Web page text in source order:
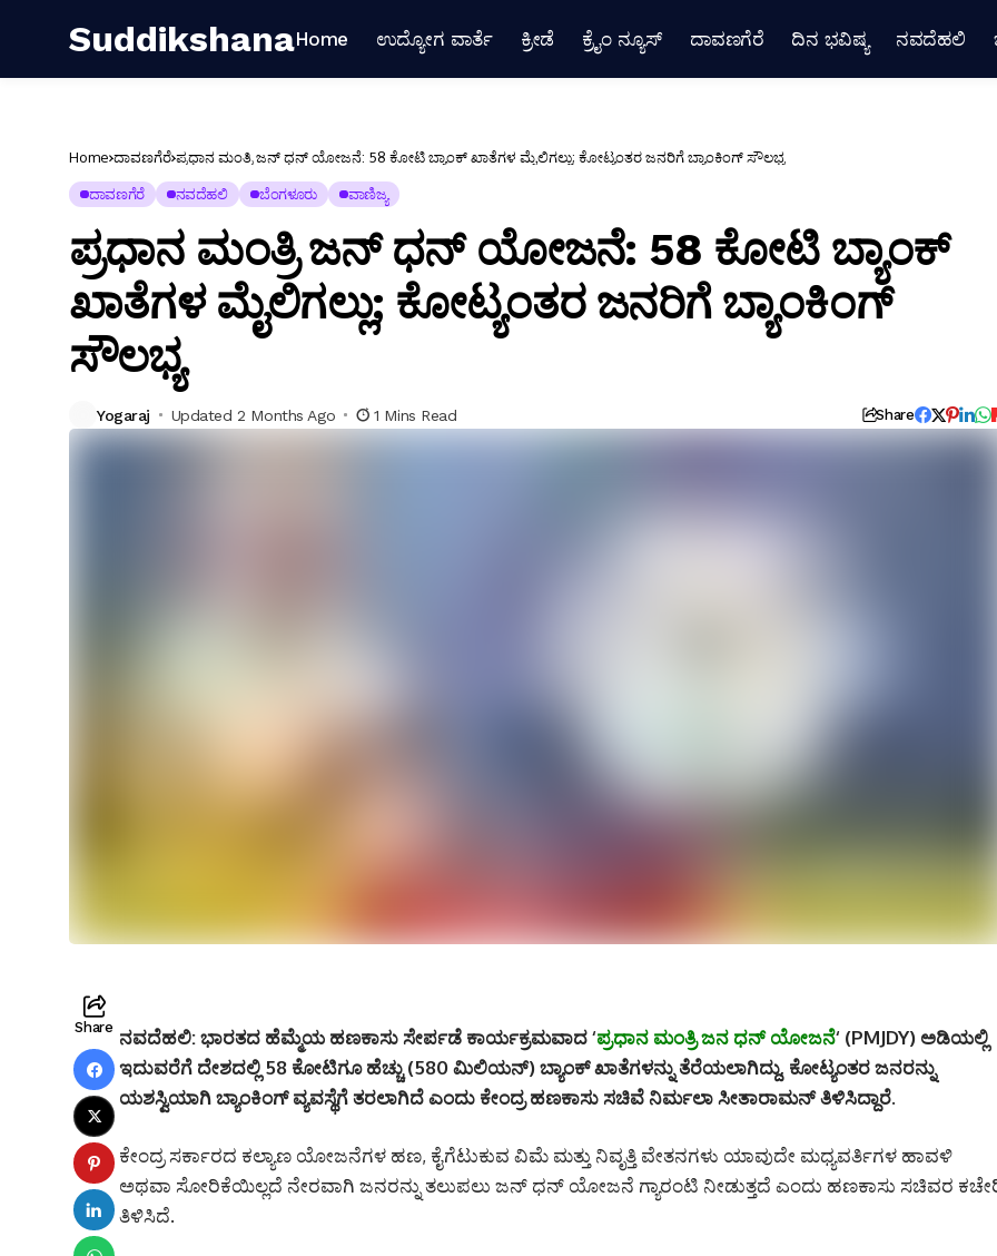
SuddikshanaHome ಉದ್ಯೋಗ ವಾರ್ತೆ ಕ್ರೀಡೆ ಕ್ರೈಂ ನ್ಯೂಸ್ ದಾವಣಗೆರೆ ದಿನ ಭವಿಷ್ಯ ನವದೆಹಲಿ
Home ದಾವಣಗೆರೆ ಪ್ರಧಾನ ಮಂತ್ರಿ ಜನ್ ಧನ್ ಯೋಜನೆ: 58 ಕೋಟಿ ಬ್ಯಾಂಕ್ ಖಾತೆಗಳ ಮೈಲಿಗಲ್ಲು; ಕೋಟ್ಯಂತರ ಜನರಿಗೆ ಬ್ಯಾಂಕಿಂಗ್ ಸೌಲಭ್ಯ
ದಾವಣಗೆರೆ ನವದೆಹಲಿ ಬೆಂಗಳೂರು ವಾಣಿಜ್ಯ
ಪ್ರಧಾನ ಮಂತ್ರಿ ಜನ್ ಧನ್ ಯೋಜನೆ: 58 ಕೋಟಿ ಬ್ಯಾಂಕ್
ಖಾತೆಗಳ ಮೈಲಿಗಲ್ಲು; ಕೋಟ್ಯಂತರ ಜನರಿಗೆ ಬ್ಯಾಂಕಿಂಗ್
ಸೌಲಭ್ಯ
Yogaraj Updated 2 Months Ago 1 Mins Read Share
Share ನವದೆಹಲಿ:ಭಾರತದ ಹೆಮ್ಮೆಯ ಹಣಕಾಸು ಸೇರ್ಪಡೆ ಕಾರ್ಯಕ್ರಮವಾದ ‘ಪ್ರಧಾನ ಮಂತ್ರಿ ಜನ ಧನ್ ಯೋಜನೆ‘ (PMJDY) ಅಡಿಯಲ್ಲಿ
ಇದುವರೆಗೆ ದೇಶದಲ್ಲಿ 58 ಕೋಟಿಗೂ ಹೆಚ್ಚು (580 ಮಿಲಿಯನ್) ಬ್ಯಾಂಕ್ ಖಾತೆಗಳನ್ನು ತೆರೆಯಲಾಗಿದ್ದು, ಕೋಟ್ಯಂತರ ಜನರನ್ನು
ಯಶಸ್ವಿಯಾಗಿ ಬ್ಯಾಂಕಿಂಗ್ ವ್ಯವಸ್ಥೆಗೆ ತರಲಾಗಿದೆ ಎಂದು ಕೇಂದ್ರ ಹಣಕಾಸು ಸಚಿವೆ ನಿರ್ಮಲಾ ಸೀತಾರಾಮನ್ ತಿಳಿಸಿದ್ದಾರೆ.
ಕೇಂದ್ರ ಸರ್ಕಾರದ ಕಲ್ಯಾಣ ಯೋಜನೆಗಳ ಹಣ, ಕೈಗೆಟುಕುವ ವಿಮೆ ಮತ್ತು ನಿವೃತ್ತಿ ವೇತನಗಳು ಯಾವುದೇ ಮಧ್ಯವರ್ತಿಗಳ ಹಾವಳಿ
ಅಥವಾ ಸೋರಿಕೆಯಿಲ್ಲದೆ ನೇರವಾಗಿ ಜನರನ್ನು ತಲುಪಲು ಜನ್ ಧನ್ ಯೋಜನೆ ಗ್ಯಾರಂಟಿ ನೀಡುತ್ತದೆ ಎಂದು ಹಣಕಾಸು ಸಚಿವರ
ತಿಳಿಸಿದೆ.